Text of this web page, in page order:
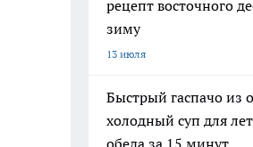
рецепт восточного
зиму
13 июля
Быстрый гаспачо из
холодный суп для
обеда за 15 минут